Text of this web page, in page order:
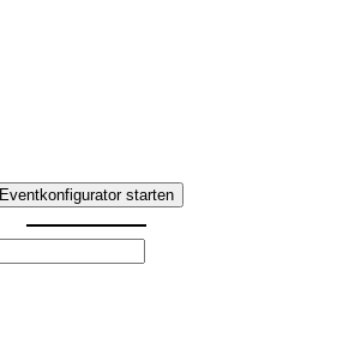
Eventkonfigurator starten